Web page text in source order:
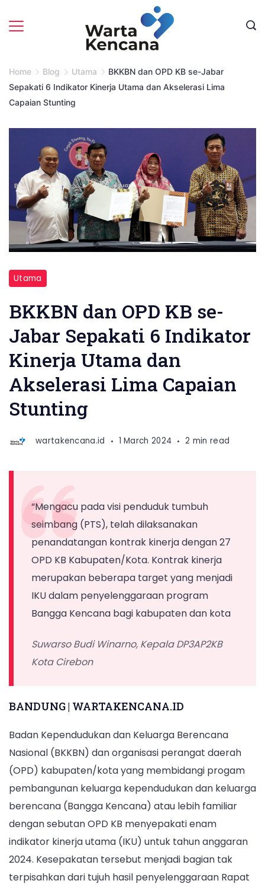
to
Home Blog Utama
BKKBN dan OPD KB se-Jabar
Sepakati 6 Indikator Kinerja Utama dan Akselerasi Lima
Capaian Stunting
Utama
BKKBN dan OPD KB se-
Jabar Sepakati 6 Indikator
Kinerja Utama dan
Akselerasi Lima Capaian
Stunting
wartakencana.id 1 March 2024 2 min read
“Mengacu pada visi penduduk tumbuh
seimbang (PTS), telah dilaksanakan
penandatangan kontrak kinerja dengan 27
OPD KB Kabupaten/Kota. Kontrak kinerja
merupakan beberapa target yang menjadi
IKU dalam penyelenggaraan program
Bangga Kencana bagi kabupaten dan kota
Suwarso Budi Winarno, Kepala DP3AP2KB
Kota Cirebon
BANDUNG | WARTAKENCANA.ID
Badan Kependudukan dan Keluarga Berencana
Nasional (BKKBN) dan organisasi perangat daerah
(OPD) kabupaten/kota yang membidangi progam
pembangunan keluarga kependudukan dan keluarga
berencana (Bangga Kencana) atau lebih familiar
dengan sebutan OPD KB menyepakati enam
indikator kinerja utama (IKU) untuk tahun anggaran
2024. Kesepakatan tersebut menjadi bagian tak
terpisahkan dari tujuh hasil penyelenggaraan Rapat